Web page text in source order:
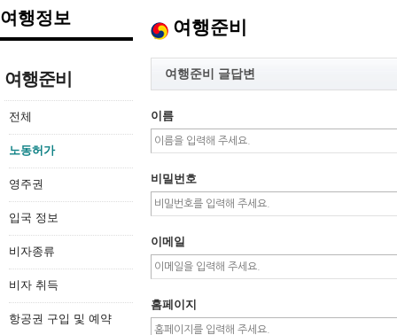
여행정보
여행준비
전체
노동허가
영주권
입국 정보
비자종류
비자 취득
항공권 구입 및 예약
여행준비
여행준비 글답변
이름
비밀번호
이메일
홈페이지